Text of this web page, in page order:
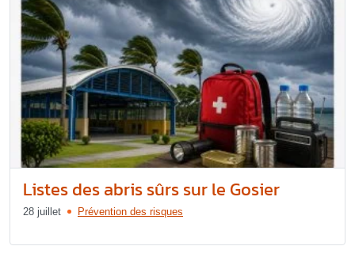
Listes des abris sûrs sur le Gosier
28 juillet Prévention des risques